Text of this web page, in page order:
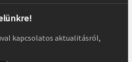
kapcsolatos aktualitásról,